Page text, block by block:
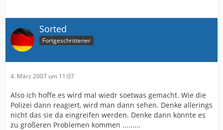
Sorted
Fortgeschrittener
4. März 2007 um 11:07
Also ich hoffe es wird mal wiedr soetwas gemacht. Wie die
Polizei dann reagiert, wird man dann sehen. Denke allerings
nicht das sie da eingreifen werden. Denke dann könnte es
zu größeren Problemen kommen .........